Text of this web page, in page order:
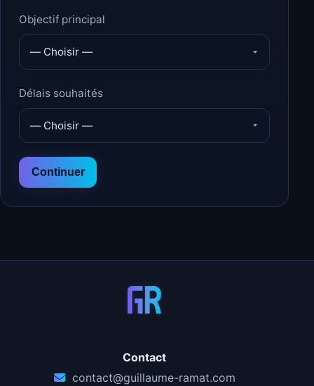
Objectif principal
Délais souhaités
Continuer
Contact
contact@guillaume-ramat.com